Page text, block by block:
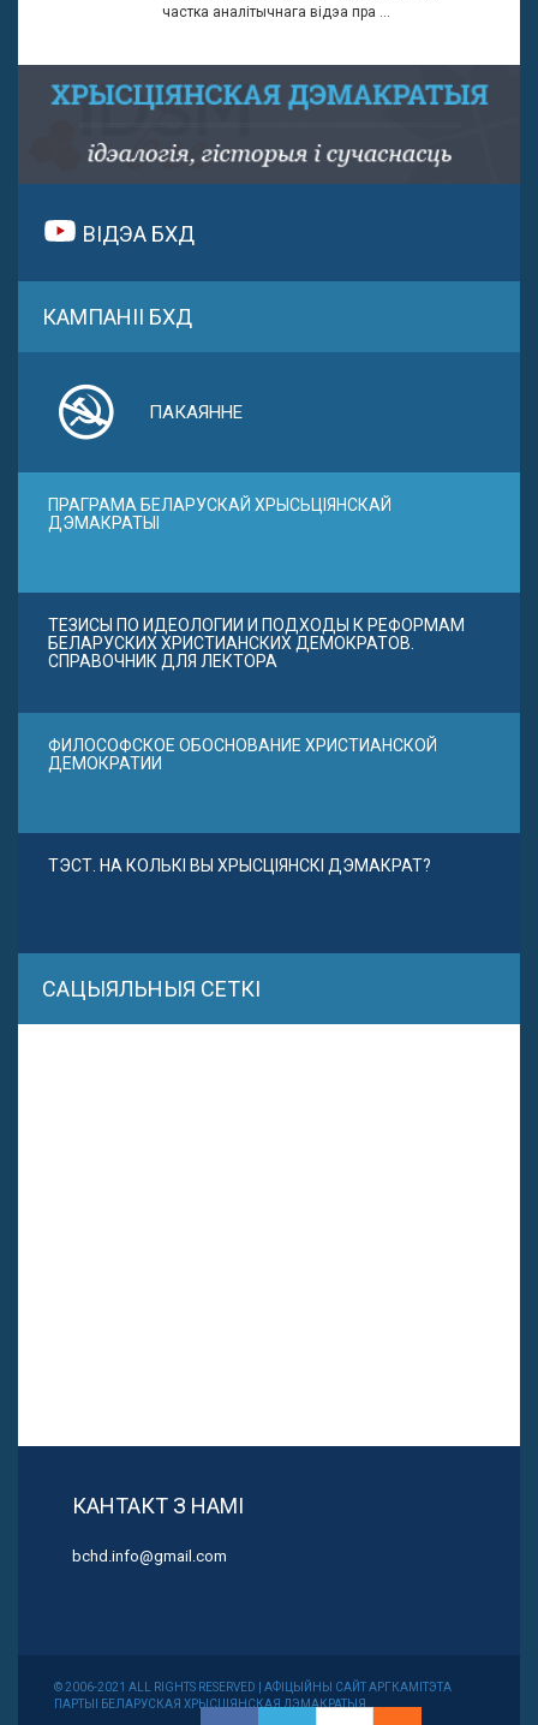
частка аналітычнага відэа пра ...
ВІДЭА БХД
КАМПАНІІ БХД
ПАКАЯННЕ
ПРАГРАМА БЕЛАРУСКАЙ ХРЫСЬЦІЯНСКАЙ
ДЭМАКРАТЫІ
ТЕЗИСЫ ПО ИДЕОЛОГИИ И ПОДХОДЫ К РЕФОРМАМ
БЕЛАРУСКИХ ХРИСТИАНСКИХ ДЕМОКРАТОВ.
СПРАВОЧНИК ДЛЯ ЛЕКТОРА
ФИЛОСОФСКОЕ ОБОСНОВАНИЕ ХРИСТИАНСКОЙ
ДЕМОКРАТИИ
ТЭСТ. НА КОЛЬКІ ВЫ ХРЫСЦІЯНСКІ ДЭМАКРАТ?
САЦЫЯЛЬНЫЯ СЕТКІ
КАНТАКТ З НАМІ
bchd.info@gmail.com
© 2006-2021 ALL RIGHTS RESERVED | АФІЦЫЙНЫ САЙТ АРГКАМІТЭТА
ПАРТЫІ БЕЛАРУСКАЯ ХРЫСЦІЯНСКАЯ ДЭМАКРАТЫЯ